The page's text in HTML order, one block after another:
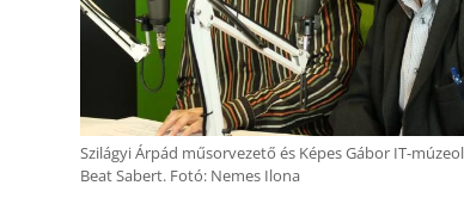
Szilágyi Árpád műsorvezető és Képes Gábor IT-
Beat Sabert. Fotó: Nemes Ilona